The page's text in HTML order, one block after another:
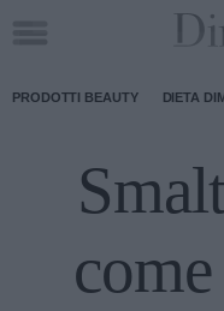
PRODOTTI BEAUTY DIETA